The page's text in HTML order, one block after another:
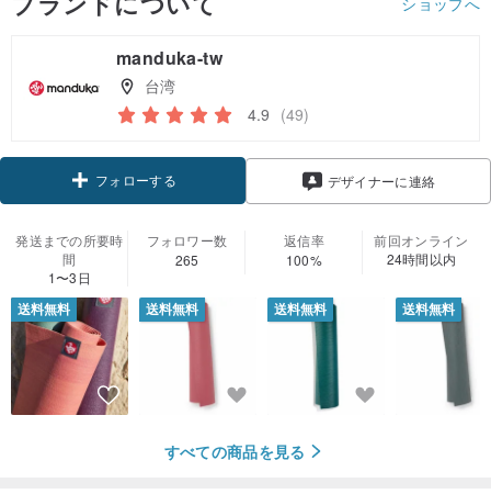
manduka-tw
台湾
4.9 (49)
フォローする デザイナーに連絡
発送までの所要時
間
1〜3日
フォロワー数
265
返信率
100%
前回オンライン
24時間以内
送料無料 送料無料 送料無料 送料無料
すべての商品を見る